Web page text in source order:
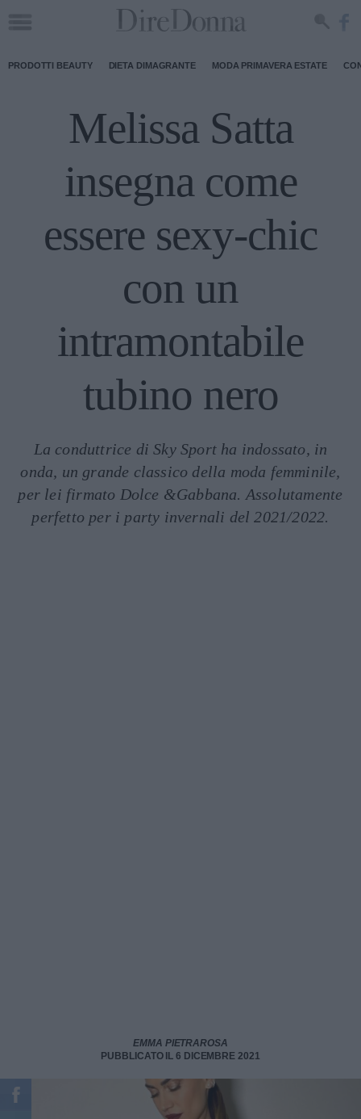
PRODOTTI BEAUTY DIETA DIMAGRANTE MODA PRIMAVERA ESTATE
Melissa Satta
insegna come
essere sexy-chic
con un
intramontabile
tubino nero
La conduttrice di Sky Sport ha indossato, in
onda, un grande classico della moda femminile,
per lei firmato Dolce &Gabbana. Assolutamente
perfetto per i party invernali del 2021/2022.
EMMA PIETRAROSA
PUBBLICATO IL 6 DICEMBRE 2021